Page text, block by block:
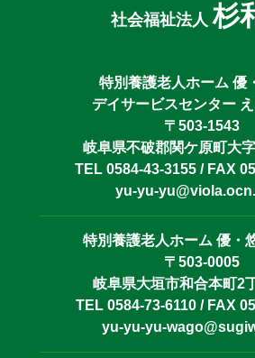
社会福祉法人杉
特別養護老人ホーム 優
デイサービスセンター
〒503-1543
岐阜県不破郡関ケ原町大
TEL 0584-43-3155 / FAX
yu-yu-
特別養護老人ホーム 優・
〒503-0005
岐阜県大垣市和合本町2
TEL 0584-73-6110 / FAX
yu-yu-yu-